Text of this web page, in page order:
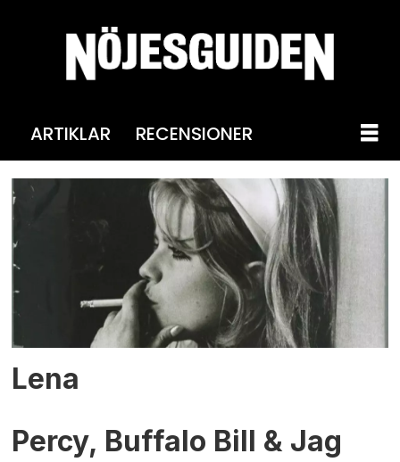
ARTIKLAR RECENSIONER
Tag:
börje
ahlstedt
Lena
Percy, Buffalo Bill & Jag